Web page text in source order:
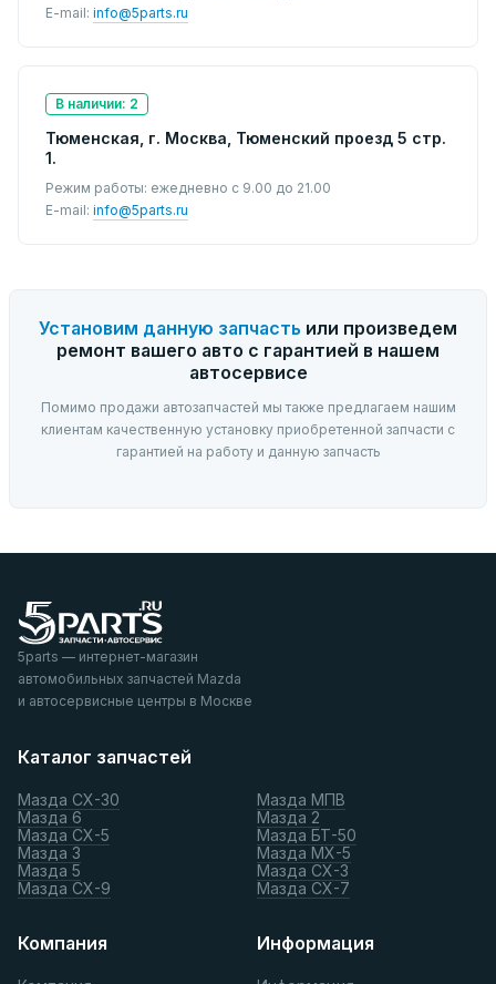
E-mail: info@5parts.ru
В наличии: 2
Тюменская, г. Москва, Тюменский проезд 5 стр.
1.
Режим работы: ежедневно с 9.00 до 21.00
E-mail: info@5parts.ru
Установим данную запчасть или произведем
ремонт вашего авто с гарантией в нашем
автосервисе
Помимо продажи автозапчастей мы также предлагаем нашим
клиентам качественную установку приобретенной запчасти с
гарантией на работу и данную запчасть
5parts — интернет-магазин
автомобильных запчастей Mazda
и автосервисные центры в Москве
Каталог запчастей
Мазда СХ-30
Мазда 6
Мазда СХ-5
Мазда 3
Мазда 5
Мазда СХ-9
Мазда МПВ
Мазда 2
Мазда БТ-50
Мазда МХ-5
Мазда СХ-3
Мазда СХ-7
Компания Информация